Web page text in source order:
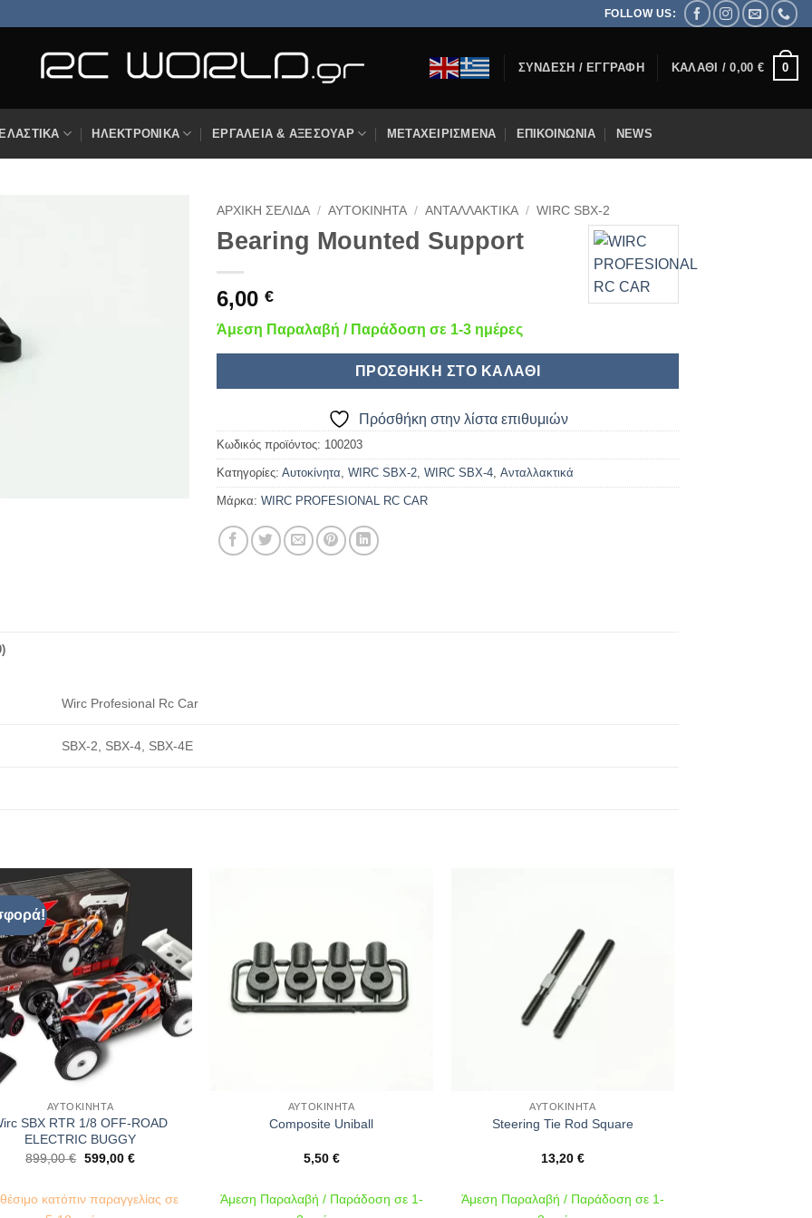
FOLLOW US:
ΣΎΝΔΕΣΗ / ΕΓΓΡΑΦΉ ΚΑΛΆΘΙ /0,00 € 0
ΕΛΑΣΤΙΚΆ ΗΛΕΚΤΡΟΝΙΚΆ ΕΡΓΑΛΕΊΑ & ΑΞΕΣΟΥΆΡ ΜΕΤΑΧΕΙΡΙΣΜΈΝΑ ΕΠΙΚΟΙΝΩΝΊΑ NEWS
ΑΡΧΙΚΉ ΣΕΛΊΔΑ / ΑΥΤΟΚΊΝΗΤΑ / ΑΝΤΑΛΛΑΚΤΙΚΆ / WIRC SBX-2
Bearing Mounted Support
6,00 €
Άμεση Παραλαβή / Παράδοση σε 1-3 ημέρες
ΠΡΟΣΘΉΚΗ ΣΤΟ ΚΑΛΆΘΙ
Πρόσθήκη στην λίστα επιθυμιών
Κωδικός προϊόντος: 100203
Κατηγορίες: Αυτοκίνητα WIRC SBX-2 WIRC SBX-4 Ανταλλακτικά
Μάρκα: WIRC PROFESIONAL RC CAR
Wirc Profesional Rc Car
SBX-2, SBX-4, SBX-4E
στην λίστα
επιθυμιών
ΑΥΤΟΚΊΝΗΤΑ
SBX RTR 1/8 OFF-ROAD
ELECTRIC BUGGY
899,00€ Original
899,00 €.
599,00 €Η
είναι:
599,00 €.
κατόπιν παραγγελίας σε
επιθυμιών
ΑΥΤΟΚΊΝΗΤΑ
Composite Uniball
5,50 €
Άμεση Παραλαβή / Παράδοση σε 1-
επιθυμιών
ΑΥΤΟΚΊΝΗΤΑ
Steering Tie Rod Square
13,20 €
Άμεση Παραλαβή / Παράδοση σε 1-